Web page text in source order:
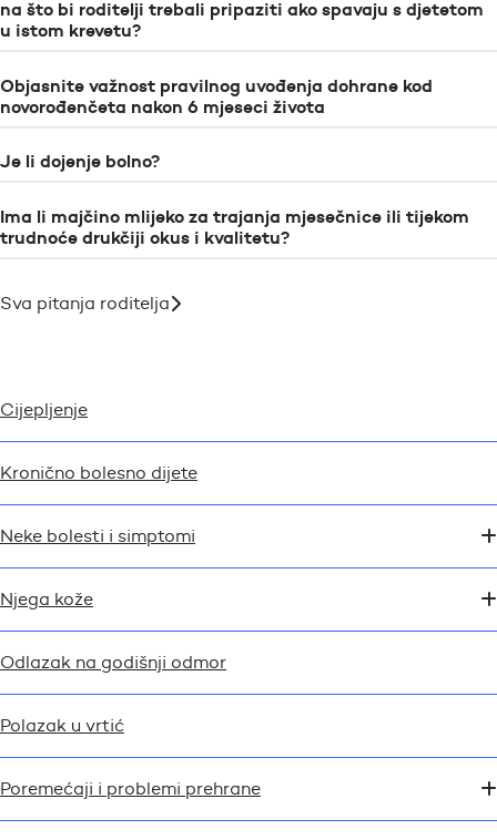
na što bi roditelji trebali pripaziti ako spavaju s djetetom
u istom krevetu?
Objasnite važnost pravilnog uvođenja dohrane kod
novorođenčeta nakon 6 mjeseci života
Je li dojenje bolno?
Ima li majčino mlijeko za trajanja mjesečnice ili tijekom
trudnoće drukčiji okus i kvalitetu?
Sva pitanja roditelja
Cijepljenje
Kronično bolesno dijete
Neke bolesti i simptomi
Njega kože
Odlazak na godišnji odmor
Polazak u vrtić
Poremećaji i problemi prehrane